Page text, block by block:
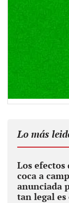
Lo más
Los
coca a
anunciada
tan legal es